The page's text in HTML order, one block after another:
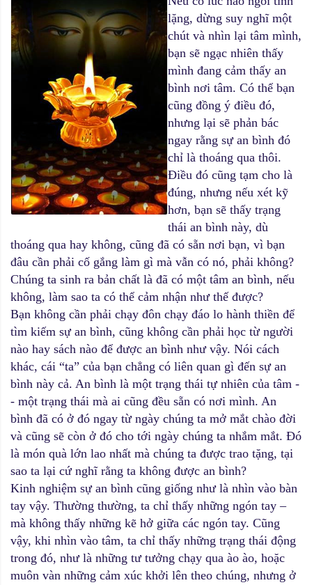
lặng, dừng suy nghĩ một
chút và nhìn lại tâm mình,
bạn sẽ ngạc nhiên thấy
mình đang cảm thấy an
bình nơi tâm. Có thể bạn
cũng đồng ý điều đó,
nhưng lại sẽ phản bác
ngay rằng sự an bình đó
chỉ là thoáng qua thôi.
Điều đó cũng tạm cho là
đúng, nhưng nếu xét kỹ
hơn, bạn sẽ thấy trạng
thái an bình này, dù
thoáng qua hay không, cũng đã có sẵn nơi bạn, vì bạn
đâu cần phải cố gắng làm gì mà vẫn có nó, phải không?
Chúng ta sinh ra bản chất là đã có một tâm an bình, nếu
không, làm sao ta có thể cảm nhận như thế được?
Bạn không cần phải chạy đôn chạy đáo lo hành thiền để
tìm kiếm sự an bình, cũng không cần phải học từ người
nào hay sách nào để được an bình như vậy. Nói cách
khác, cái “ta” của bạn chẳng có liên quan gì đến sự an
bình này cả. An bình là một trạng thái tự nhiên của tâm -
- một trạng thái mà ai cũng đều sẵn có nơi mình. An
bình đã có ở đó ngay từ ngày chúng ta mở mắt chào đời
và cũng sẽ còn ở đó cho tới ngày chúng ta nhắm mắt. Đó
là món quà lớn lao nhất mà chúng ta được trao tặng, tại
sao ta lại cứ nghĩ rằng ta không được an bình?
Kinh nghiệm sự an bình cũng giống như là nhìn vào bàn
tay vậy. Thường thường, ta chỉ thấy những ngón tay –
mà không thấy những kẽ hở giữa các ngón tay. Cũng
vậy, khi nhìn vào tâm, ta chỉ thấy những trạng thái động
trong đó, như là những tư tưởng chạy qua ào ào, hoặc
muôn vàn những cảm xúc khởi lên theo chúng, nhưng ở